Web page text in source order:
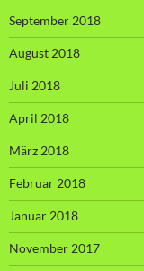
September 2018
August 2018
Juli 2018
April 2018
März 2018
Februar 2018
Januar 2018
November 2017